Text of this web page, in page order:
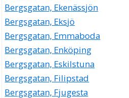
Bergsgatan, Ekenässjön
Bergsgatan, Eksjö
Bergsgatan, Emmaboda
Bergsgatan, Enköping
Bergsgatan, Eskilstuna
Bergsgatan, Filipstad
Bergsgatan, Fjugesta